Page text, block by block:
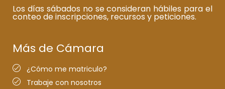
Los días sábados no se consideran hábiles para el
conteo de inscripciones, recursos y peticiones.
Más de Cámara
¿Cómo me matriculo?
Trabaje con nosotros